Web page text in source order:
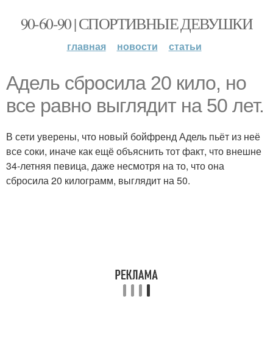
90-60-90 | СПОРТИВНЫЕ ДЕВУШКИ
главная новости статьи
Адель сбросила 20 кило, но
все равно выглядит на 50 лет.
В сети уверены, что новый бойфренд Адель пьёт из неё
все соки, иначе как ещё объяснить тот факт, что внешне
34-летняя певица, даже несмотря на то, что она
сбросила 20 килограмм, выглядит на 50.